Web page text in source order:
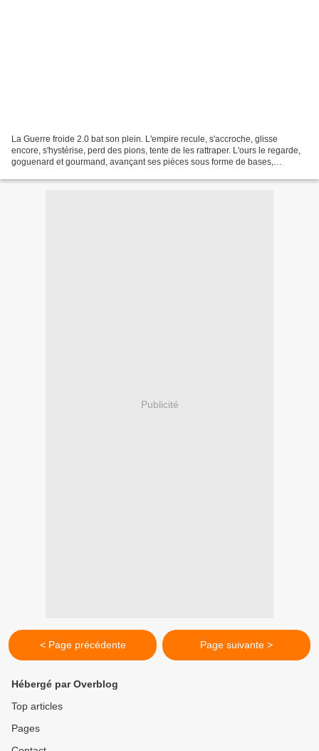
La Guerre froide 2.0 bat son plein. L'empire recule, s'accroche, glisse
encore, s'hystérise, perd des pions, tente de les rattraper. L'ours le regarde,
goguenard et gourmand, avançant ses pièces sous forme de bases,
Publicité
< Page précédente Page suivante >
Hébergé par Overblog
Top articles
Pages